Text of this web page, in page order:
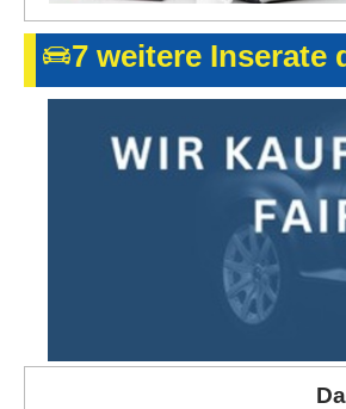
7 weitere Inserate